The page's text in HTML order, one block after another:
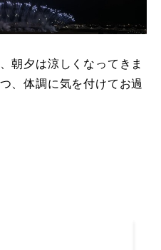
朝夕は涼しくなってきま
、体調に気を付けてお過